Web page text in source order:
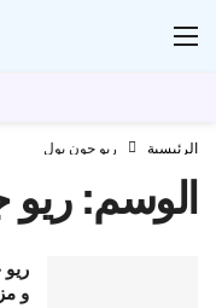
الرئيسية ريو جون يول
الوسم:
و